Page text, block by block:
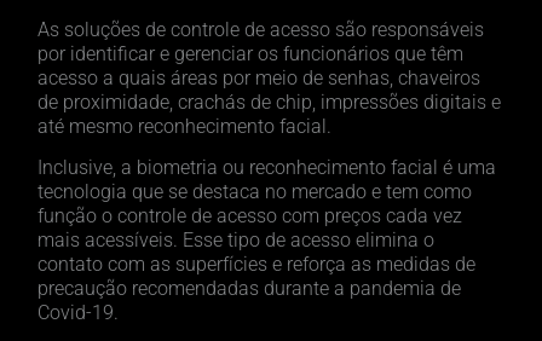
As soluções de controle de acesso são responsáveis
por identificar e gerenciar os funcionários que têm
acesso a quais áreas por meio de senhas, chaveiros
de proximidade, crachás de chip, impressões digitais e
até mesmo reconhecimento facial.
Inclusive, a biometria ou reconhecimento facial é uma
tecnologia que se destaca no mercado e tem como
função o controle de acesso com preços cada vez
mais acessíveis. Esse tipo de acesso elimina o
contato com as superfícies e reforça as medidas de
precaução recomendadas durante a pandemia de
Covid-19.